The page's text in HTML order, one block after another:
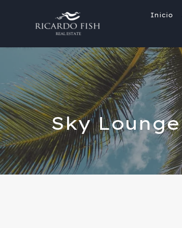
Inicio
Sky Lounge